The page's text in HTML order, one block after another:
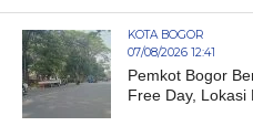
KOTA BOGOR
07/08/2026 12:41
Pemkot Bogor
Free Day, Lokasi